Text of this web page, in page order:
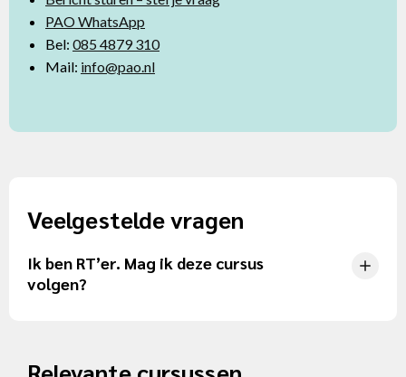
PAO WhatsApp
Bel: 085 4879 310
Mail: info@pao.nl
Veelgestelde vragen
Ik ben RT’er. Mag ik deze cursus
volgen?